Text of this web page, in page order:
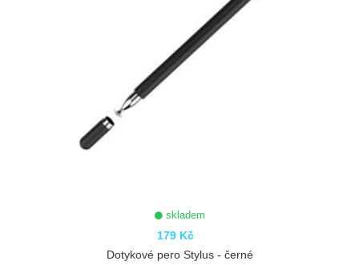
skladem
179 Kč
Dotykové pero Stylus - černé